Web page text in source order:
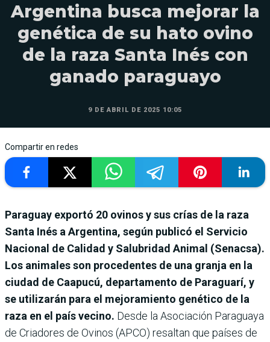
Argentina busca mejorar la
genética de su hato ovino
de la raza Santa Inés con
ganado paraguayo
9 DE ABRIL DE 2025 10:05
Compartir en redes
Paraguay exportó 20 ovinos y sus crías de la raza
Santa Inés a Argentina, según publicó el Servicio
Nacional de Calidad y Salubridad Animal (Senacsa).
Los animales son procedentes de una granja en la
ciudad de Caapucú, departamento de Paraguarí, y
se utilizarán para el mejoramiento genético de la
raza en el país vecino. Desde la Asociación Paraguaya
de Criadores de Ovinos (APCO) resaltan que países de